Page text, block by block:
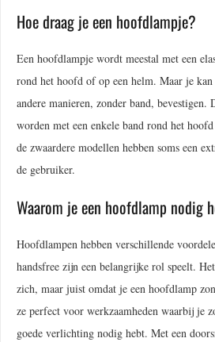
Hoe draag je een hoofdlampje?
Een hoofdlampje wordt meestal met een
rond het hoofd of op een helm. Maar je
andere manieren, zonder band, bevestigen.
worden met een enkele band rond het
de zwaardere modellen hebben soms een
de gebruiker.
Waarom je een hoofdlamp nodig
Hoofdlampen hebben verschillende
handsfree zijn een belangrijke rol speelt.
zich, maar juist omdat je een hoofdlamp
ze perfect voor werkzaamheden waarbij je
goede verlichting nodig hebt. Met een